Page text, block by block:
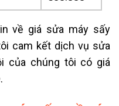
về giá sửa máy sấy
cam kết dịch vụ sửa
của chúng tôi có giá